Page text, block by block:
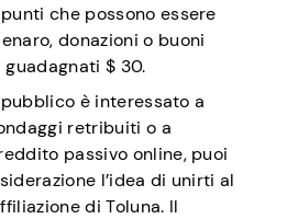
che possono essere
donazioni o buoni
$ 30.
è interessato a
retribuiti o a
passivo online, puoi
l’idea di unirti al
di Toluna. Il